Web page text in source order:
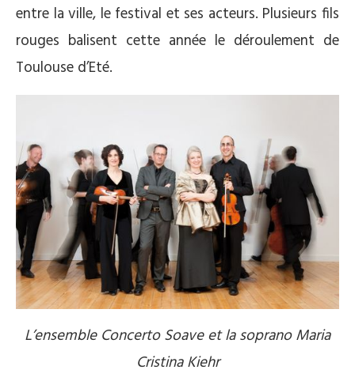
entre la ville, le festival et ses acteurs. Plusieurs fils
rouges balisent cette année le déroulement de
Toulouse d’Eté.
L’ensemble Concerto Soave et la soprano Maria
Cristina Kiehr